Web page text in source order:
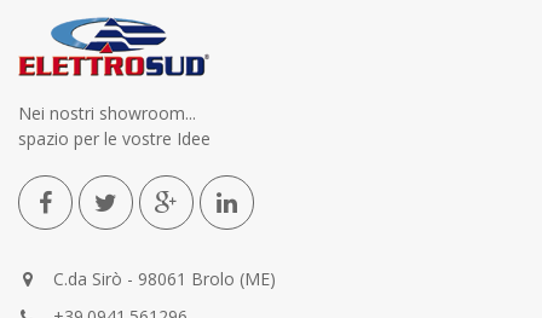
Nei nostri showroom...
spazio per le vostre Idee
C.da Sirò - 98061 Brolo (ME)